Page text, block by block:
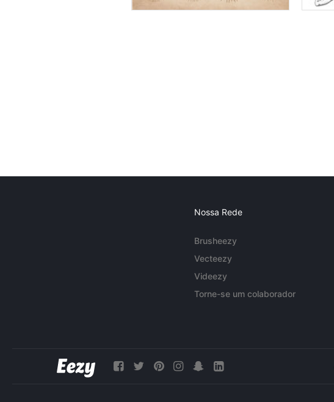
Nossa Rede
Brusheezy
Vecteezy
Videezy
Torne-se um colaborador